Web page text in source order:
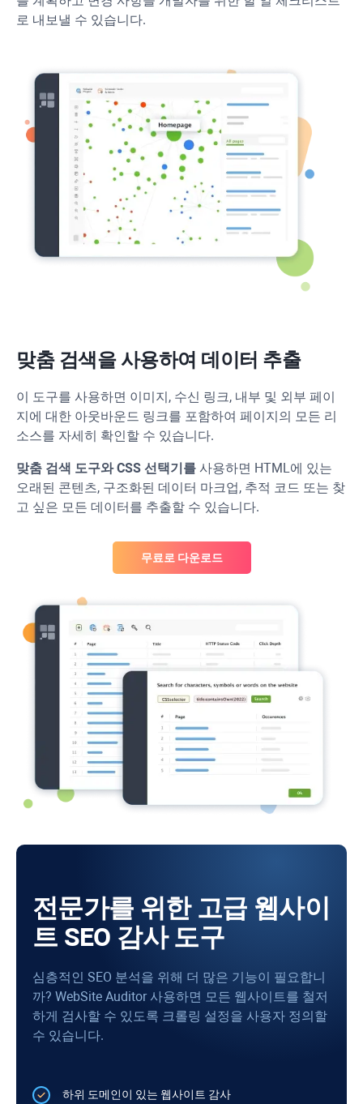
로 내보낼 수 있습니다.
맞춤 검색을 사용하여 데이터 추출
이 도구를 사용하면 이미지, 수신 링크, 내부 및 외부 페이
지에 대한 아웃바운드 링크를 포함하여 페이지의 모든 리
소스를 자세히 확인할 수 있습니다.
맞춤 검색 도구와CSS 선택기를 사용하면 HTML에 있는
오래된 콘텐츠, 구조화된 데이터 마크업, 추적 코드 또는 찾
고 싶은 모든 데이터를 추출할 수 있습니다.
무료로 다운로드
전문가를 위한 고급 웹사이
트 SEO 감사 도구
심층적인 SEO 분석을 위해 더 많은 기능이 필요합니
까? WebSite Auditor사용하면 모든 웹사이트를 철저
하게 검사할 수 있도록 크롤링 설정을 사용자 정의할
수 있습니다.
하위 도메인이 있는 웹사이트 감사